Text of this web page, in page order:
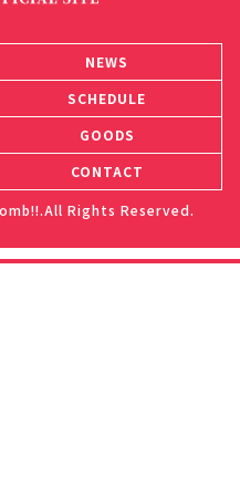
NEWS
SCHEDULE
GOODS
CONTACT
Rights Reserved.